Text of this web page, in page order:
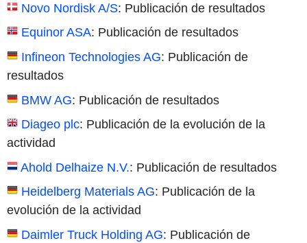
Novo Nordisk A/S: Publicación de resultados
Equinor ASA: Publicación de resultados
Infineon Technologies AG: Publicación de
resultados
BMW AG: Publicación de resultados
Diageo plc: Publicación de la evolución de la
actividad
Ahold Delhaize N.V.: Publicación de resultados
Heidelberg Materials AG: Publicación de la
evolución de la actividad
Daimler Truck Holding AG: Publicación de